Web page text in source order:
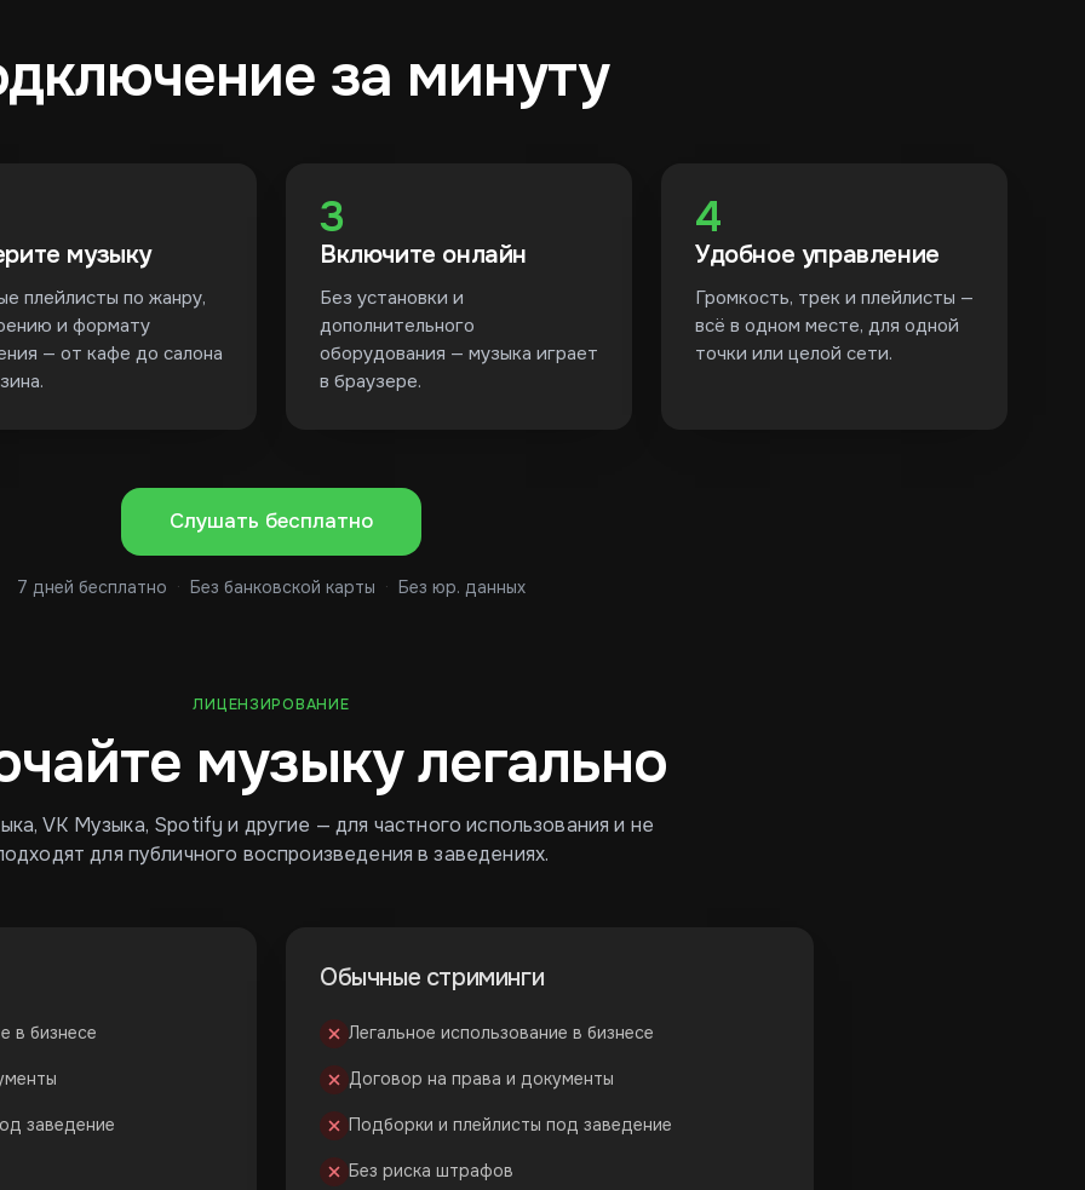
за минуту
музыку
плейлисты по жанру,
и формату
— от кафе до салона
3
Включите онлайн
Без установки и
дополнительного
оборудования — музыка играет
в браузере.
4
Удобное управление
Громкость, трек и плейлисты —
всё в одном месте, для одной
точки или целой сети.
Слушать бесплатно
7 дней бесплатно · Без банковской карты · Без юр. данных
ЛИЦЕНЗИРОВАНИЕ
музыку легально
VK Музыка, Spotify и другие — для частного использования и не
для публичного воспроизведения в заведениях.
в бизнесе
заведение
Обычные стриминги
Легальное использование в бизнесе
Договор на права и документы
Подборки и плейлисты под заведение
Без риска штрафов